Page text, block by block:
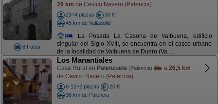
8 Fotos
26 km de Cevico Navero (Palencia)
23+4 plazas
30 €
45 km de Valladolid
La Posada La Casona de Valbuena, edificio
singular del Siglo XVIII, se encuentra en el casco urbano
de la localidad de Valbuena de Duero (Va ...
Los Manantiales
Casa Rural en Palenzuela (Palencia) a 26,5 km
de Cevico Navero (Palencia)
6-12+2 plazas
20 €
38 km de Palencia